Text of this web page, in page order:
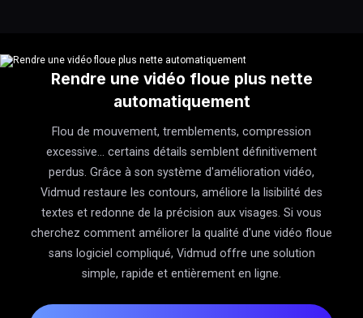
Rendre une vidéo floue plus nette
automatiquement
Flou de mouvement, tremblements, compression
excessive… certains détails semblent définitivement
perdus. Grâce à son système d'amélioration vidéo,
Vidmud restaure les contours, améliore la lisibilité des
textes et redonne de la précision aux visages. Si vous
cherchez comment améliorer la qualité d'une vidéo floue
sans logiciel compliqué, Vidmud offre une solution
simple, rapide et entièrement en ligne.